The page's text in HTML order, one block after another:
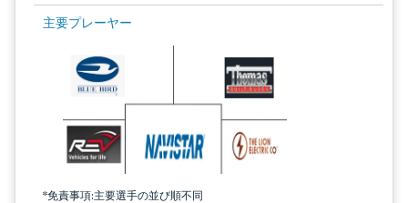
主要プレーヤー
*免責事項:主要選手の並び順不同